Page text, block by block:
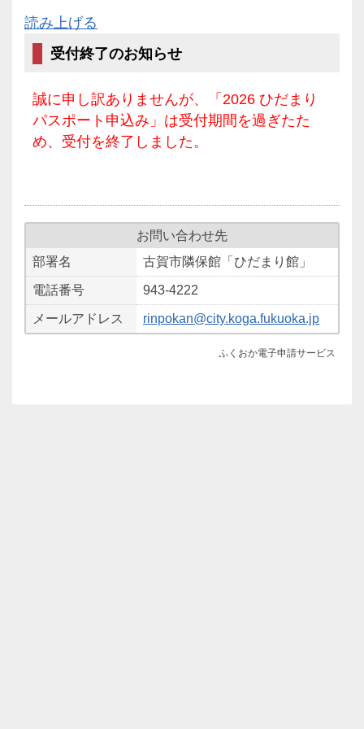
読み上げる
受付終了のお知らせ
誠に申し訳ありませんが、「2026 ひだまり
パスポート申込み」は受付期間を過ぎたた
め、受付を終了しました。
お問い合わせ先
部署名
古賀市隣保館「ひだまり館」
電話番号 943-4222
メールアドレス rinpokan@city.koga.fukuoka.jp
ふくおか電子申請サービス